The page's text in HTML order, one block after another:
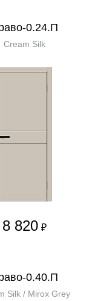
0.24.П
Cream Silk
8 820 ₽
0.40.П
Silk / Mirox Grey